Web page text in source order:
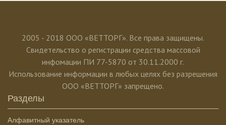
2005 - 2018 ООО «ВЕТТОРГ». Все права защищены.
Свидетельство о регистрации средства массовой
инфомации ПИ 77-5870 от 30.11.2000 г.
Использование информации в любых целях без разрешения
ООО «ВЕТТОРГ» запрещено.
Разделы
Алфавитный указатель